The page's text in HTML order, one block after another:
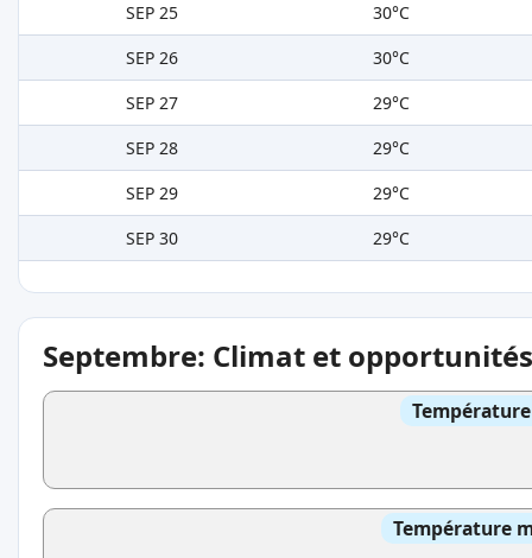
SEP 25
30°C
SEP 26
30°C
SEP 27
29°C
SEP 28
29°C
SEP 29
29°C
SEP 30
29°C
Septembre: Climat et
Température